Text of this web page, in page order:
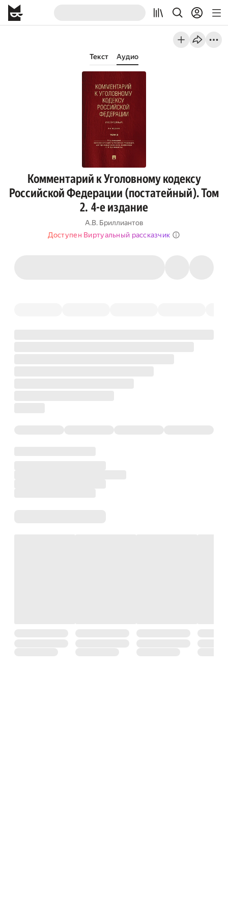
Текст Аудио
Комментарий к Уголовному кодексу
Российской Федерации (постатейный). Том
2. 4-е издание
А.В. Бриллиантов
Доступен Виртуальный рассказчик